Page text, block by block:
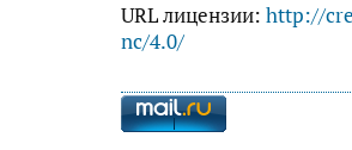
URL лицензии: http://
nc/4.0/